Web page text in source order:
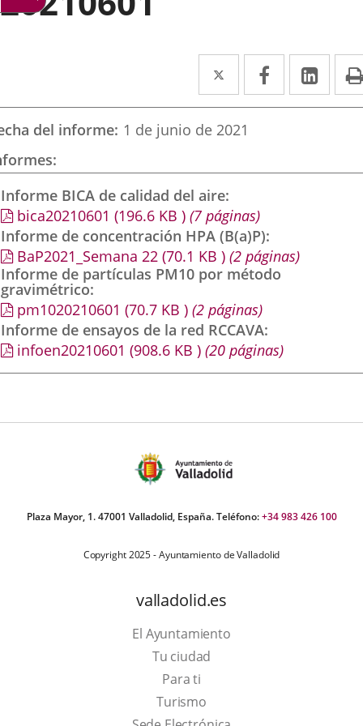
Twitter
Enlace
a
una
externa.
Facebook
Enlace
a
externa.
a
del informe 1 de junio de 2021
Informe BICA de calidad del aire
bica20210601 (196.6 KB ) (7 páginas)
Informe de concentración HPA (B(a)P)
BaP2021_Semana 22 (70.1 KB ) (2 páginas)
Informe de partículas PM10 por método
gravimétrico
pm1020210601 (70.7 KB ) (2 páginas)
Informe de ensayos de la red RCCAVA
infoen20210601 (908.6 KB ) (20 páginas)
Plaza Mayor, 1. 47001 Valladolid, España. Teléfono:+34 983 426 100
Copyright 2025 - Ayuntamiento de Valladolid
valladolid.es
El Ayuntamiento
Tu ciudad
Para ti
TurismoThis